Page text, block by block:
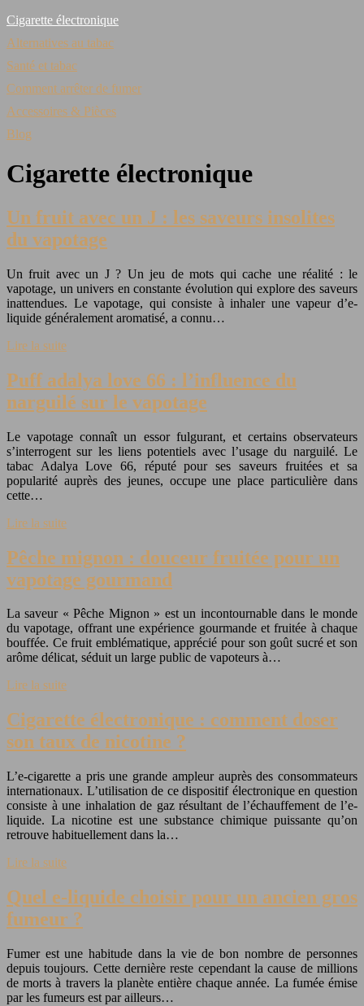
Cigarette électronique
Alternatives au tabac
Santé et tabac
Comment arrêter de fumer
Accessoires & Pièces
Blog
Cigarette électronique
Un fruit avec un J : les saveurs insolites
du vapotage
Un fruit avec un J ? Un jeu de mots qui cache une réalité : le
vapotage, un univers en constante évolution qui explore des saveurs
inattendues. Le vapotage, qui consiste à inhaler une vapeur d’e-
liquide généralement aromatisé, a connu…
Lire la suite
Puff adalya love 66 : l’influence du
narguilé sur le vapotage
Le vapotage connaît un essor fulgurant, et certains observateurs
s’interrogent sur les liens potentiels avec l’usage du narguilé. Le
tabac Adalya Love 66, réputé pour ses saveurs fruitées et sa
popularité auprès des jeunes, occupe une place particulière dans
cette…
Lire la suite
Pêche mignon : douceur fruitée pour un
vapotage gourmand
La saveur « Pêche Mignon » est un incontournable dans le monde
du vapotage, offrant une expérience gourmande et fruitée à chaque
bouffée. Ce fruit emblématique, apprécié pour son goût sucré et son
arôme délicat, séduit un large public de vapoteurs à…
Lire la suite
Cigarette électronique : comment doser
son taux de nicotine ?
L’e-cigarette a pris une grande ampleur auprès des consommateurs
internationaux. L’utilisation de ce dispositif électronique en question
consiste à une inhalation de gaz résultant de l’échauffement de l’e-
liquide. La nicotine est une substance chimique puissante qu’on
retrouve habituellement dans la…
Lire la suite
Quel e-liquide choisir pour un ancien gros
fumeur ?
Fumer est une habitude dans la vie de bon nombre de personnes
depuis toujours. Cette dernière reste cependant la cause de millions
de morts à travers la planète entière chaque année. La fumée émise
par les fumeurs est par ailleurs…